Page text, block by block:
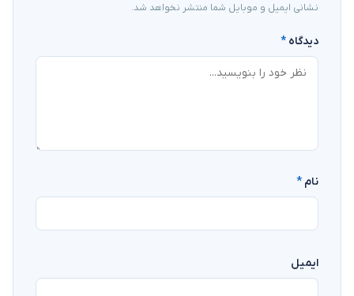
نشانی ایمیل و موبایل شما منتشر نخواهد شد.
دیدگاه *
نام *
ایمیل